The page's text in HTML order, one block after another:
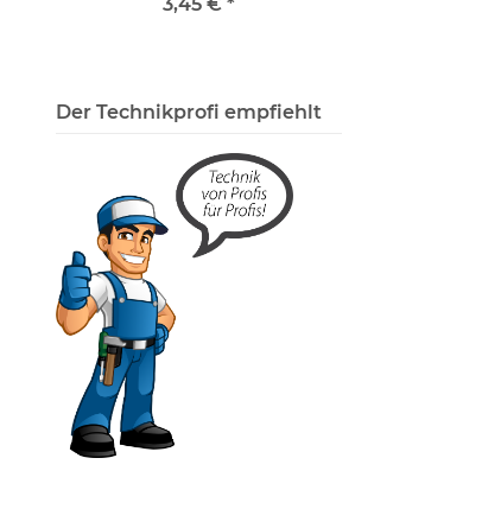
Der Technikprofi empfiehlt